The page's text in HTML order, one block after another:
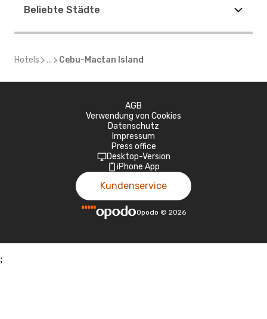
Beliebte Städte
Hotels ... Cebu-Mactan Island
AGB
Verwendung von Cookies
Datenschutz
Impressum
Press office
Desktop-Version
iPhone App
Kundenservice
Opodo © 2026
;